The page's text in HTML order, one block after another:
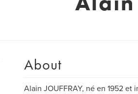
About
Alain JOUFFRAY, né en 1952